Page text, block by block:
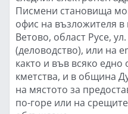
Писмени становища
офис на възложителя
Ветово, област Русе,
(деловодство), или на
както и във всяко
кметства, и в община
на мястото за
по-горе или на